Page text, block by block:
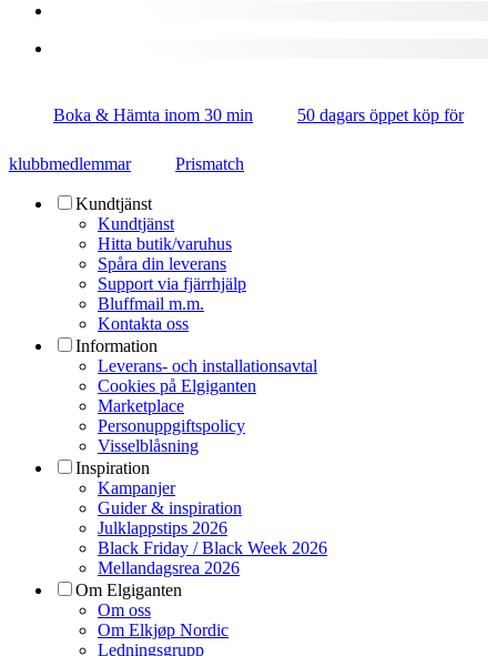
Boka & Hämta inom 30 min 50 dagars öppet köp för
klubbmedlemmar Prismatch
Kundtjänst
Kundtjänst
Hitta butik/varuhus
Spåra din leverans
Support via fjärrhjälp
Bluffmail m.m.
Kontakta oss
Information
Leverans- och installationsavtal
Cookies på Elgiganten
Marketplace
Personuppgiftspolicy
Visselblåsning
Inspiration
Kampanjer
Guider & inspiration
Julklappstips 2026
Black Friday / Black Week 2026
Mellandagsrea 2026
Om Elgiganten
Om oss
Om Elkjøp Nordic
Ledningsgrupp